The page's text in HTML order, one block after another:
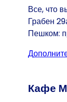
Все, что
Грабен
Пешком:
Кафе